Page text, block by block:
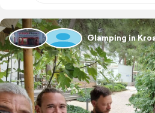
Glamping in